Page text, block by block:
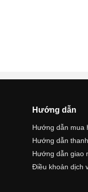
Hướng dẫn
Hướng dẫn mua
Hướng dẫn
Hướng dẫn giao
Điều khoản dịch